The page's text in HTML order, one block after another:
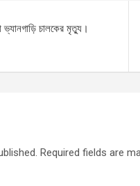
ভ্যানগাড়ি চালকের মৃত্যু।
Required fields are